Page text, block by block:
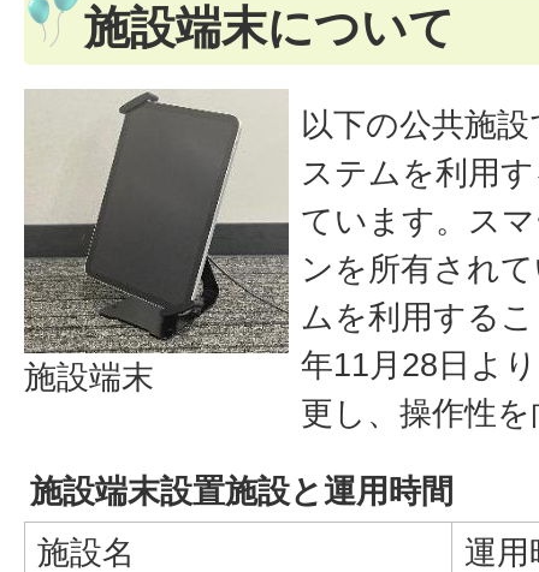
施設端末について
施設端末
以下の公共施
ステムを利用
ています。ス
ンを所有され
ムを利用する
年11月28日よ
更し、操作性
施設端末設置施設と運用時間
施設名
運用